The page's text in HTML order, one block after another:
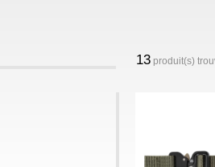
13produit(s)